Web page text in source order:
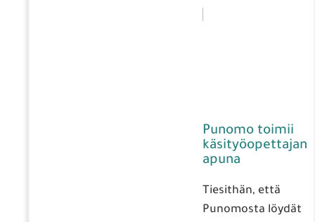
Punomo toimii
käsityöopettajan
apuna
Tiesithän, että
Punomosta löydät